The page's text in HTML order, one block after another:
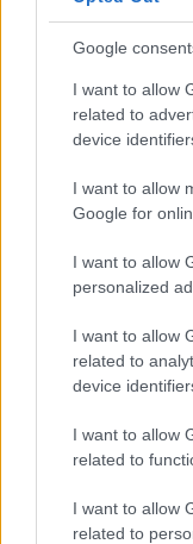
Google
I want to allow
related to
device
I want to allow
Google for
I want to allow
personalized
I want to allow
related to
device
I want to allow
related to
I want to allow
related to
À lire aussi